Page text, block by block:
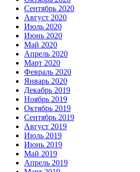
Сентябрь 2020
Август 2020
Июль 2020
Июнь 2020
Май 2020
Апрель 2020
Март 2020
Февраль 2020
Январь 2020
Декабрь 2019
Ноябрь 2019
Октябрь 2019
Сентябрь 2019
Август 2019
Июль 2019
Июнь 2019
Май 2019
Апрель 2019